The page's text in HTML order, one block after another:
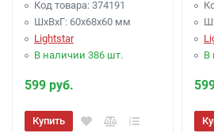
Код товара: 374191
ШхВхГ: 60x68x60 мм
Lightstar
В наличии 386 шт.
599 руб.
Купить
В